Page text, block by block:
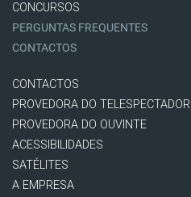
CONCURSOS
PERGUNTAS FREQUENTES
CONTACTOS
CONTACTOS
PROVEDORA DO TELESPECTADOR
PROVEDORA DO OUVINTE
ACESSIBILIDADES
SATÉLITES
A EMPRESA